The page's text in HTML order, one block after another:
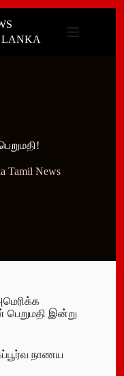
LANKA
Tamil News
பெறுமதி இன்று
நாணய